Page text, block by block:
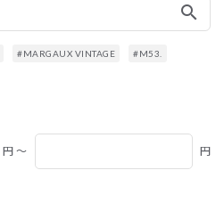
search
#MARGAUX VINTAGE
#M53.
円 ～ 円